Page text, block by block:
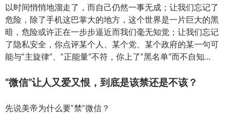
以时间悄悄地溜走了，而自己仍然一事无成；让我们忘记了
危险，除了手机这巴掌大的地方，这个世界是一片巨大的黑
暗，危险或许正在一步步逼近而我们毫无知觉；让我们忘记
了隐私安全，你点评某个人、某个党、某个政府的某一句可
能与“主旋律”、“正能量”不符，你上了“黑名单”而不自知…
“微信”让人又爱又恨，到底是该禁还是不该？
先说美帝为什么要“禁“微信？